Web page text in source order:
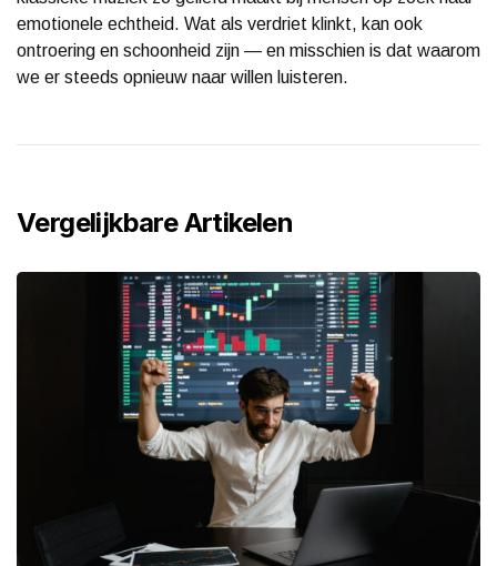
emotionele echtheid. Wat als verdriet klinkt, kan ook
ontroering en schoonheid zijn — en misschien is dat waarom
we er steeds opnieuw naar willen luisteren.
Vergelijkbare Artikelen